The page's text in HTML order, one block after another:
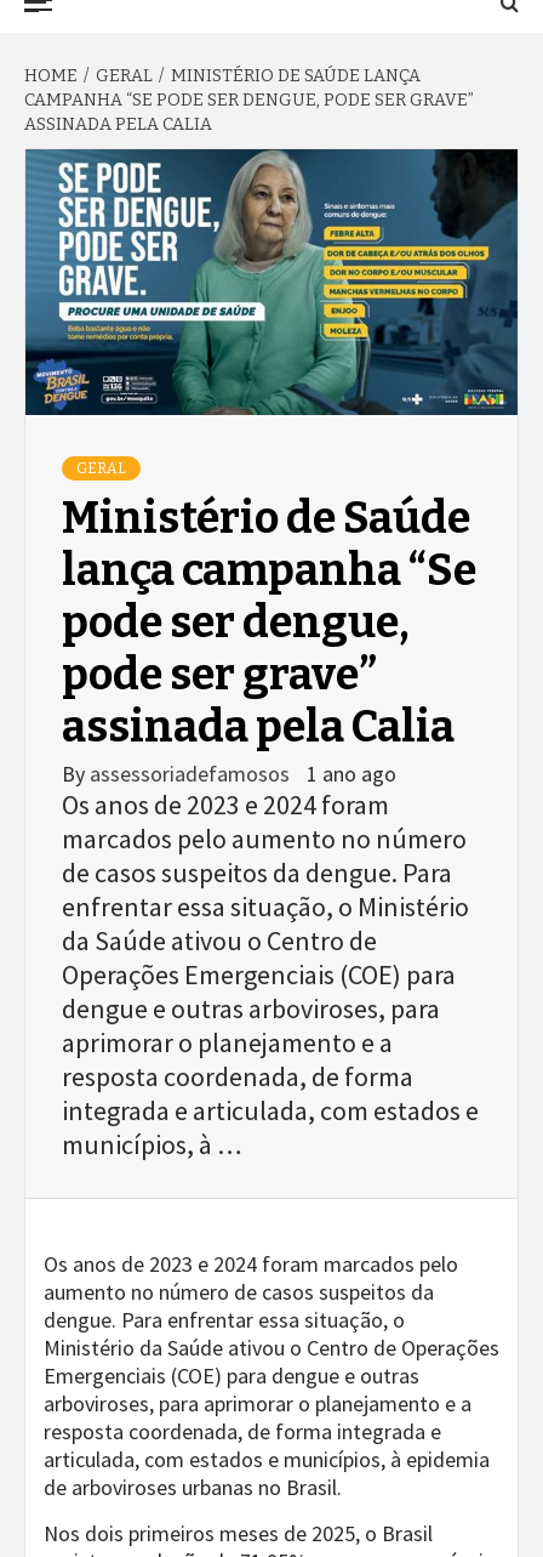
HOME GERAL
MINISTÉRIO DE SAÚDE LANÇA
CAMPANHA “SE PODE SER DENGUE, PODE SER GRAVE”
ASSINADA PELA CALIA
GERAL
Ministério de Saúde
lança campanha “Se
pode ser dengue,
pode ser grave”
assinada pela Calia
By assessoriadefamosos 1 ano ago
Os anos de 2023 e 2024 foram
marcados pelo aumento no número
de casos suspeitos da dengue. Para
enfrentar essa situação, o Ministério
da Saúde ativou o Centro de
Operações Emergenciais (COE) para
dengue e outras arboviroses, para
aprimorar o planejamento e a
resposta coordenada, de forma
integrada e articulada, com estados e
municípios, à …
Os anos de 2023 e 2024 foram marcados pelo
aumento no número de casos suspeitos da
dengue. Para enfrentar essa situação, o
Ministério da Saúde ativou o Centro de Operações
Emergenciais (COE) para dengue e outras
arboviroses, para aprimorar o planejamento e a
resposta coordenada, de forma integrada e
articulada, com estados e municípios, à epidemia
de arboviroses urbanas no Brasil.
Nos dois primeiros meses de 2025, o Brasil